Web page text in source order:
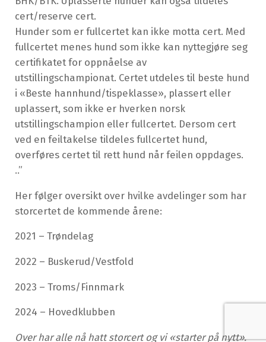
cert/reserve cert.
Hunder som er fullcertet kan ikke motta cert. Med
fullcertet menes hund som ikke kan nyttegjøre seg
certifikatet for oppnåelse av
utstillingschampionat. Certet utdeles til beste hund
i «Beste hannhund/tispeklasse», plassert eller
uplassert, som ikke er hverken norsk
utstillingschampion eller fullcertet. Dersom cert
ved en feiltakelse tildeles fullcertet hund,
overføres certet til rett hund når feilen oppdages.
..”
Her følger oversikt over hvilke avdelinger som har
storcertet de kommende årene:
2021 – Trøndelag
2022 – Buskerud/Vestfold
2023 – Troms/Finnmark
2024 – Hovedklubben
Over har alle nå hatt storcert og vi «starter på nytt».